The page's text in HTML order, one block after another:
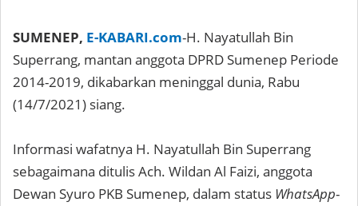
SUMENEP, E-KABARI.com-H. Nayatullah Bin
Superrang, mantan anggota DPRD Sumenep Periode
2014-2019, dikabarkan meninggal dunia, Rabu
(14/7/2021) siang.
Informasi wafatnya H. Nayatullah Bin Superrang
sebagaimana ditulis Ach. Wildan Al Faizi, anggota
Dewan Syuro PKB Sumenep, dalam status WhatsApp-